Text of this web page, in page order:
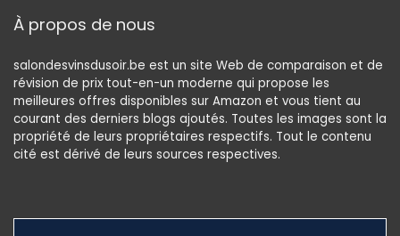
À propos de nous
salondesvinsdusoir.be est un site Web de comparaison et de
révision de prix tout-en-un moderne qui propose les
meilleures offres disponibles sur Amazon et vous tient au
courant des derniers blogs ajoutés. Toutes les images sont la
propriété de leurs propriétaires respectifs. Tout le contenu
cité est dérivé de leurs sources respectives.